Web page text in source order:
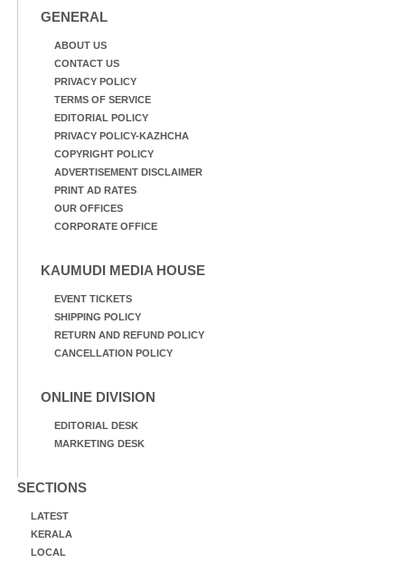
GENERAL
ABOUT US
CONTACT US
PRIVACY POLICY
TERMS OF SERVICE
EDITORIAL POLICY
PRIVACY POLICY-KAZHCHA
COPYRIGHT POLICY
ADVERTISEMENT DISCLAIMER
PRINT AD RATES
OUR OFFICES
CORPORATE OFFICE
KAUMUDI MEDIA HOUSE
EVENT TICKETS
SHIPPING POLICY
RETURN AND REFUND POLICY
CANCELLATION POLICY
ONLINE DIVISION
EDITORIAL DESK
MARKETING DESK
SECTIONS
LATEST
KERALA
LOCAL